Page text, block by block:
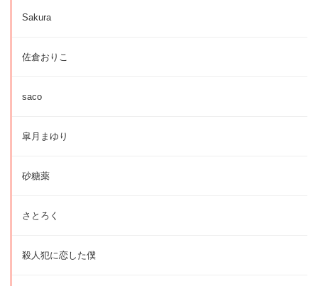
Sakura
佐倉おりこ
saco
皐月まゆり
砂糖薬
さとろく
殺人犯に恋した僕